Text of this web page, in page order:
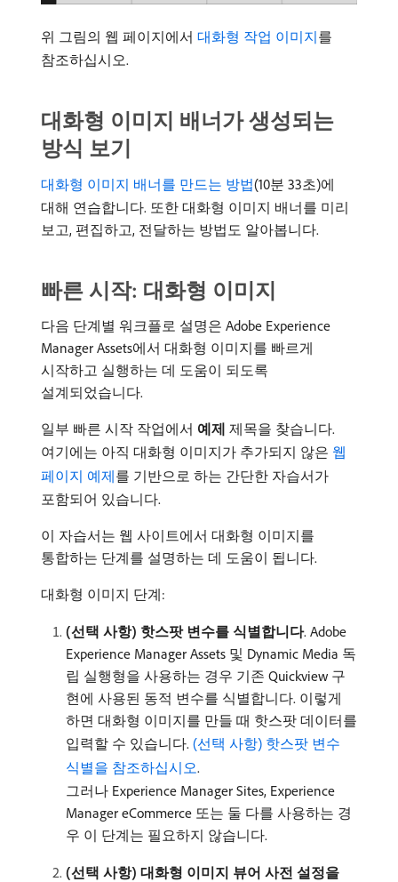
위 그림의 웹 페이지에서 대화형 작업 이미지를
참조하십시오.
대화형 이미지 배너가 생성되는
방식 보기
대화형 이미지 배너를 만드는 방법​(10분 33초)에
대해 연습합니다. 또한 대화형 이미지 배너를 미리
보고, 편집하고, 전달하는 방법도 알아봅니다.
빠른 시작: 대화형 이미지
다음 단계별 워크플로 설명은 Adobe Experience
Manager Assets에서 대화형 이미지를 빠르게
시작하고 실행하는 데 도움이 되도록
설계되었습니다.
일부 빠른 시작 작업에서 예제 제목을 찾습니다.
여기에는 아직 대화형 이미지가 추가되지 않은 웹
페이지 예제를 기반으로 하는 간단한 자습서가
포함되어 있습니다.
이 자습서는 웹 사이트에서 대화형 이미지를
통합하는 단계를 설명하는 데 도움이 됩니다.
대화형 이미지 단계:
(선택 사항) 핫스팟 변수를 식별합니다. Adobe
Experience Manager Assets 및 Dynamic Media 독
립 실행형을 사용하는 경우 기존 Quickview 구
현에 사용된 동적 변수를 식별합니다. 이렇게
하면 대화형 이미지를 만들 때 핫스팟 데이터를
입력할 수 있습니다. (선택 사항) 핫스팟 변수
식별을 참조하십시오.
그러나 Experience Manager Sites, Experience
Manager eCommerce 또는 둘 다를 사용하는 경
우 이 단계는 필요하지 않습니다.
(선택 사항) 대화형 이미지 뷰어 사전 설정을